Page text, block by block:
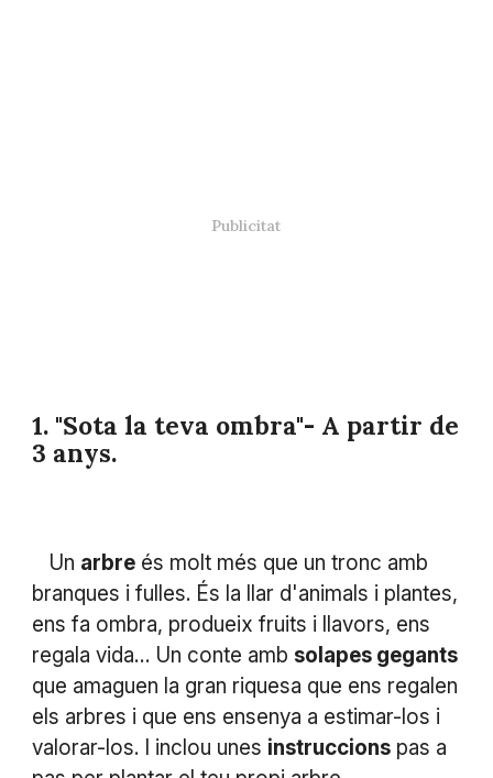
1. "Sota la teva ombra"- A partir de
3 anys.
Un arbreés molt més que un tronc amb
branques i fulles. És la llar d'animals i plantes,
ens fa ombra, produeix fruits i llavors, ens
regala vida… Un conte amb solapes gegants
que amaguen la gran riquesa que ens regalen
els arbres i que ens ensenya a estimar-los i
valorar-los. I inclou unes instruccionspas a